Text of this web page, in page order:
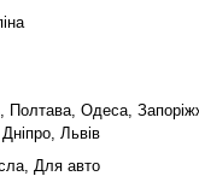
Полтава, Одеса,
Львів
Для авто